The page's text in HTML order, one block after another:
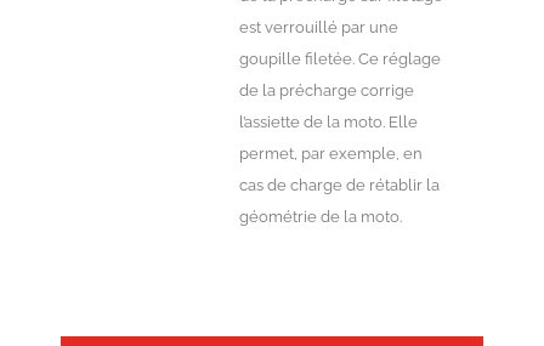
est verrouillé par une
goupille filetée. Ce réglage
de la précharge corrige
l’assiette de la moto. Elle
permet, par exemple, en
cas de charge de rétablir la
géométrie de la moto.